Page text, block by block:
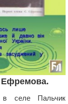
Ефремова.
селе Пальчик